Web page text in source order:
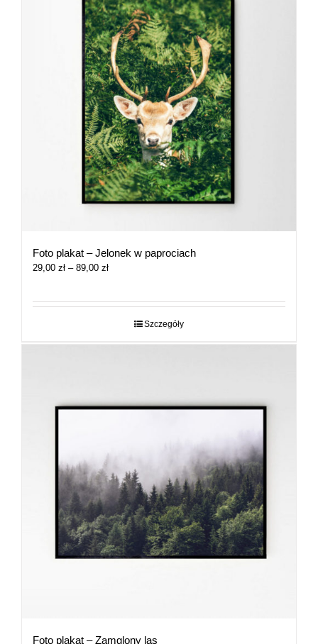
Foto plakat – Jelonek w paprociach
29,00 zł – 89,00 złZakres
29,00 zł
Szczegóły
Foto plakat – Zamglony las